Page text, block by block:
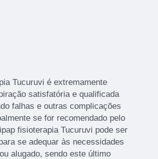
Tucuruvi é extremamente
satisfatória e qualificada
falhas e outras complicações
se for recomendado pelo
fisioterapia Tucuruvi pode ser
se adequar às necessidades
alugado, sendo este último